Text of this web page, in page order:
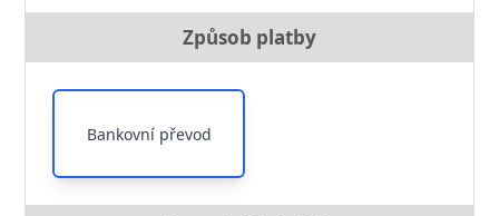
Způsob platby
Bankovní převod